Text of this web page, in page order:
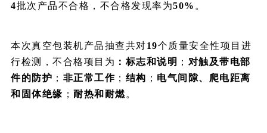
4批次产品不合格，不合格发现率为50% 。
本次真空包装机产品抽查共对19个质量安全性项目进
行检测，不合格项目为 ：标志和说明 ； 对触及带电部
件的防护 ； 非正常工作 ； 结构 ； 电气间隙、爬电距离
和固体绝缘 ； 耐热和耐燃。